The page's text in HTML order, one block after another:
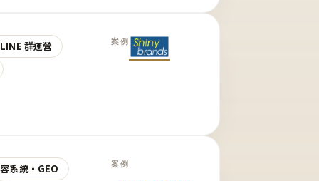
群運營 案例
系統・GEO
案例